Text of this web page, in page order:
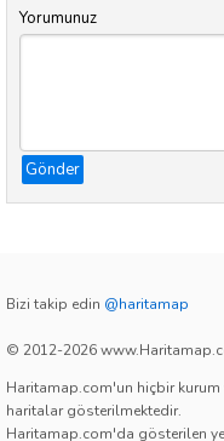
Yorumunuz
Gönder
Bizi takip edin @haritamap
© 2012-2026
Haritamap.com'un hiçbir
haritalar gösterilmektedir.
Haritamap.com'da gösterilen